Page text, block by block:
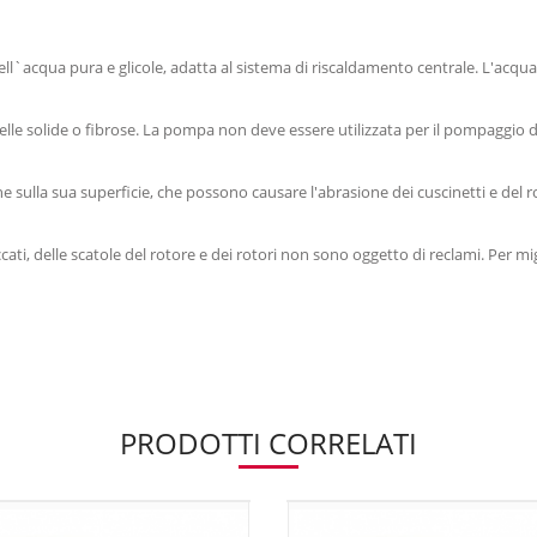
pura e glicole, adatta al sistema di riscaldamento centrale.
solide o fibrose. La pompa non deve essere utilizzata per il
sua superficie, che possono causare l'abrasione dei cuscinetti e
delle scatole del rotore e dei rotori non sono oggetto di reclami. Per
PRODOTTI CORRELATI